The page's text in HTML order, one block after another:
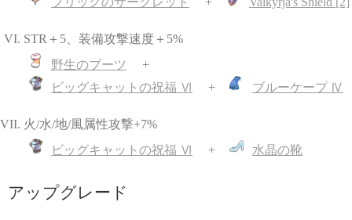
STR＋5、装備攻撃速度＋5%
野生のブーツ
ビッグキャットの祝福 Ⅵ
ブルーケープ Ⅳ
火/水/地/風属性攻撃+7%
ビッグキャットの祝福 Ⅵ
水晶の靴
アップグレード